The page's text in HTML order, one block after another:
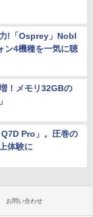
!「Osprey」Nobl
ン4機種を一気に聴
！メモリ32GBの
Pro」。圧巻の
体験に
お問い合わせ